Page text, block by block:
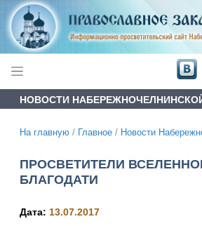
НОВОСТИ
На главную / Главное / Новости
ПРОСВЕТИТЕЛИ
БЛАГОДАТИ
Дата: 13.07.2017